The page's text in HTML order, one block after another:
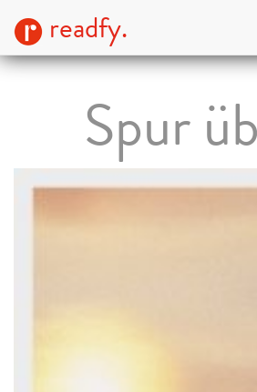
readfy.
Spur